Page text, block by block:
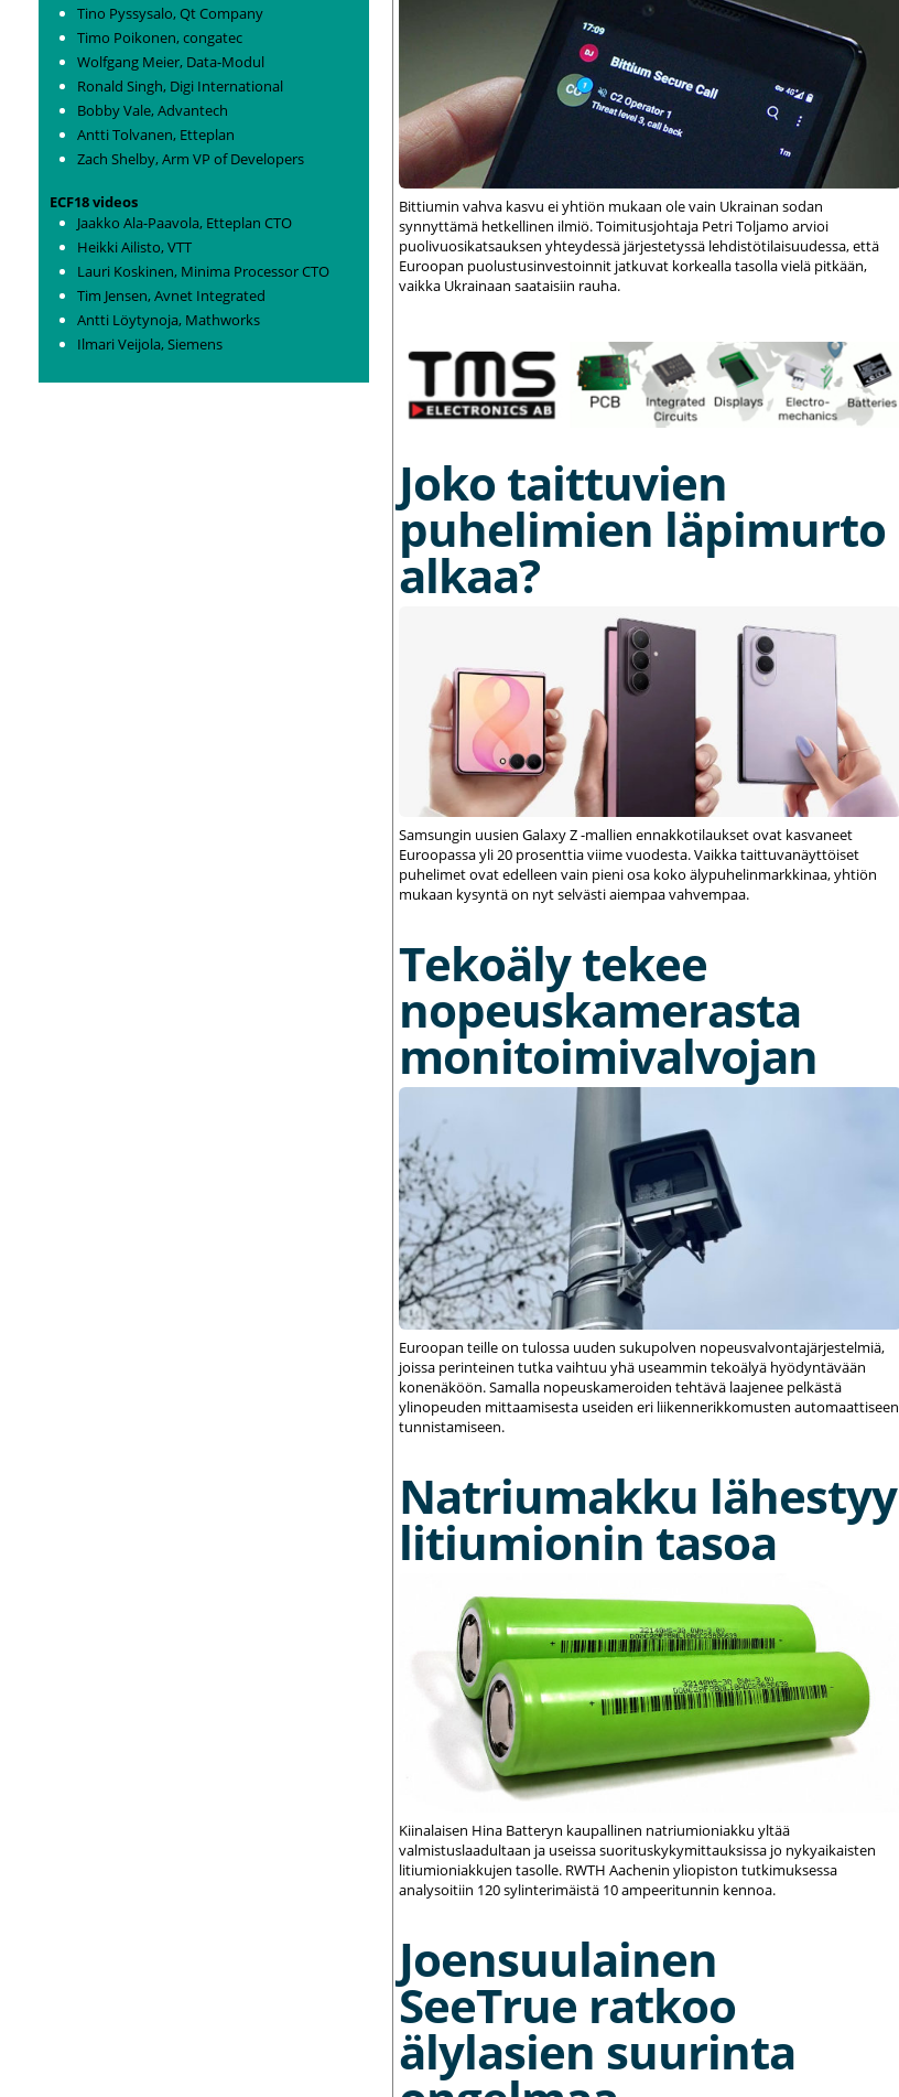
Tino Pyssysalo, Qt Company
Timo Poikonen, congatec
Wolfgang Meier, Data-Modul
Ronald Singh, Digi International
Bobby Vale, Advantech
Antti Tolvanen, Etteplan
Zach Shelby, Arm VP of Developers
ECF18 videos
Jaakko Ala-Paavola, Etteplan CTO
Heikki Ailisto, VTT
Lauri Koskinen, Minima Processor CTO
Tim Jensen, Avnet Integrated
Antti Löytynoja, Mathworks
Ilmari Veijola, Siemens
Bittiumin vahva kasvu ei yhtiön mukaan ole vain Ukrainan sodan
synnyttämä hetkellinen ilmiö. Toimitusjohtaja Petri Toljamo arvioi
puolivuosikatsauksen yhteydessä järjestetyssä lehdistötilaisuudessa, että
Euroopan puolustusinvestoinnit jatkuvat korkealla tasolla vielä pitkään,
vaikka Ukrainaan saataisiin rauha.
Joko taittuvien
puhelimien läpimurto
alkaa?
Samsungin uusien Galaxy Z -mallien ennakkotilaukset ovat kasvaneet
Euroopassa yli 20 prosenttia viime vuodesta. Vaikka taittuvanäyttöiset
puhelimet ovat edelleen vain pieni osa koko älypuhelinmarkkinaa, yhtiön
mukaan kysyntä on nyt selvästi aiempaa vahvempaa.
Tekoäly tekee
nopeuskamerasta
monitoimivalvojan
Euroopan teille on tulossa uuden sukupolven nopeusvalvontajärjestelmiä,
joissa perinteinen tutka vaihtuu yhä useammin tekoälyä hyödyntävään
konenäköön. Samalla nopeuskameroiden tehtävä laajenee pelkästä
ylinopeuden mittaamisesta useiden eri liikennerikkomusten automaattiseen
tunnistamiseen.
Natriumakku lähestyy
litiumionin tasoa
Kiinalaisen Hina Batteryn kaupallinen natriumioniakku yltää
valmistuslaadultaan ja useissa suorituskykymittauksissa jo nykyaikaisten
litiumioniakkujen tasolle. RWTH Aachenin yliopiston tutkimuksessa
analysoitiin 120 sylinterimäistä 10 ampeeritunnin kennoa.
Joensuulainen
SeeTrue ratkoo
älylasien suurinta